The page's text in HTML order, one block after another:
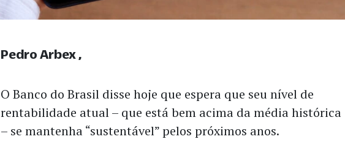
O Banco do Brasil disse hoje que espera que seu nível de
rentabilidade atual– que está bem acima da média histórica
– se mantenha “sustentável” pelos próximos anos.
Pedro Arbex